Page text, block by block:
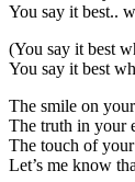
You say it best..
(You say it best
You say it best
The smile on
The truth in your
The touch of
Let’s me know